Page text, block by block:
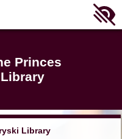
Princes
Library